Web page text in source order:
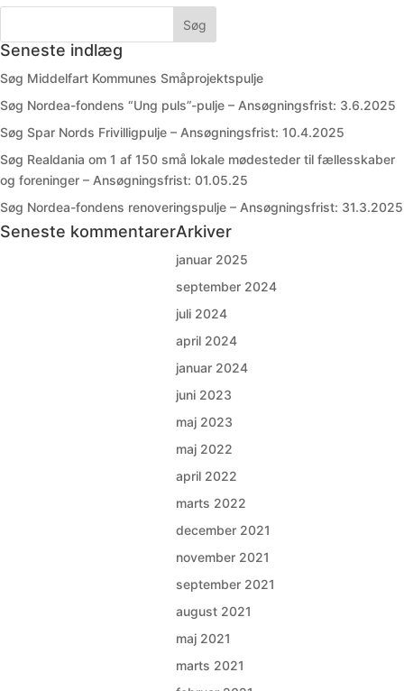
Seneste indlæg
Søg Middelfart Kommunes Småprojektspulje
Søg Nordea-fondens “Ung puls”-pulje – Ansøgningsfrist: 3.6.2025
Søg Spar Nords Frivilligpulje – Ansøgningsfrist: 10.4.2025
Søg Realdania om 1 af 150 små lokale mødesteder til fællesskaber
og foreninger – Ansøgningsfrist: 01.05.25
Søg Nordea-fondens renoveringspulje – Ansøgningsfrist: 31.3.2025
Seneste kommentarerArkiver
januar 2025
september 2024
juli 2024
april 2024
januar 2024
juni 2023
maj 2023
maj 2022
april 2022
marts 2022
december 2021
november 2021
september 2021
august 2021
maj 2021
marts 2021